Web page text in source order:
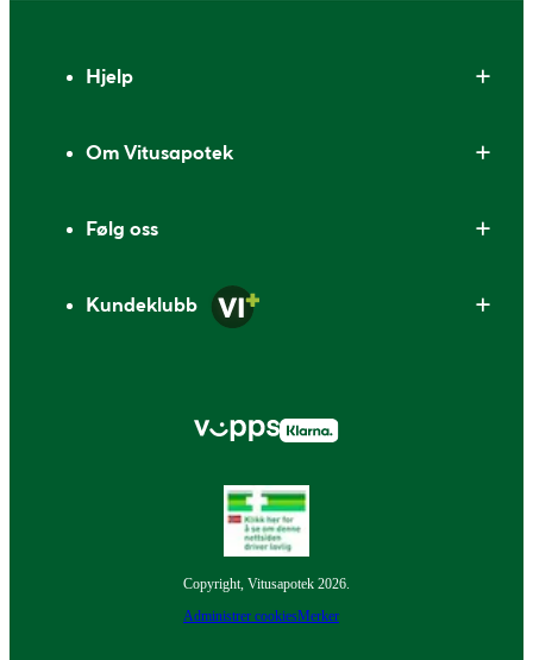
Hjelp
Om Vitusapotek
Følg oss
Kundeklubb
Copyright, Vitusapotek 2026.
Administrer cookiesMerker